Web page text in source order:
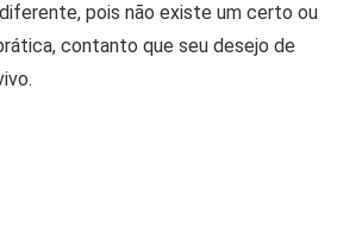
pois não existe um certo ou
contanto que seu desejo de